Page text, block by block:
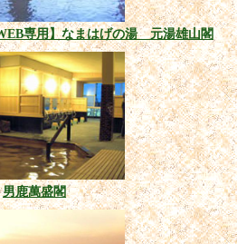
専用】なまはげの湯 元湯雄山閣
男鹿萬盛閣